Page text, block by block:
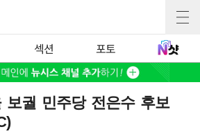
섹션 포토
보궐 민주당 전은수 후보